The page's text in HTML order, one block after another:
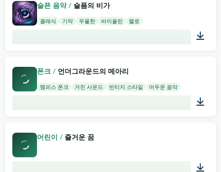
슬픈 음악 / 슬픔의 비가
클래식 기악 우울한 바이올린 첼로
폰크 / 언더그라운드의 메아리
멤피스 폰크 거친 사운드 빈티지 스타일 어두운 음악
어린이 / 즐거운 꿈